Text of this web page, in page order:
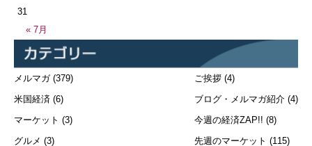
« 7月
31
メルマガ(379)
米国経済 (6)
マーケット (3)
グルメ (3)
ご挨拶 (4)
ブログ・メルマガ紹介 (4)
今週の経済ZAP!! (8)
先週のマーケット (115)